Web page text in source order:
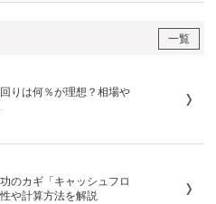
一覧
りは何％が理想？相場や
のカギ「キャッシュフロ
や計算方法を解説